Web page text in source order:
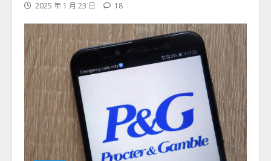
2025 年 1 月 23 日 18